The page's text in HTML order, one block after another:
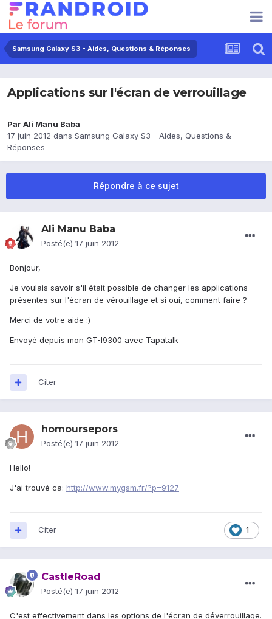
Samsung Galaxy S3 - Aides, Questions & Réponses
Applications sur l'écran de verrouillage
ParAli Manu Baba
17 juin 2012 dans Samsung Galaxy S3 - Aides, Questions &
Réponses
Répondre à ce sujet
Ali Manu Baba
Posté(e) 17 juin 2012
Bonjour,
Je voulais savoir s'il était possible de changer les applications
présentes sur l'écran de vérouillage et si oui, comment faire ?
Merci de votre aide :)
Envoyé depuis mon GT-I9300 avec Tapatalk
Citer
homoursepors
Posté(e) 17 juin 2012
Hello!
J'ai trouvé ca: http://www.mygsm.fr/?p=9127
1
Citer
CastleRoad
Posté(e) 17 juin 2012
C'est effectivement dans les options de l'écran de déverrouillage.